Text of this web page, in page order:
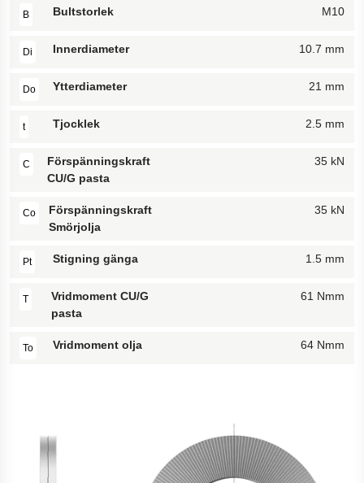
B Bultstorlek M10
Di Innerdiameter 10.7 mm
Do Ytterdiameter 21 mm
t Tjocklek 2.5 mm
C
Förspänningskraft
CU/G pasta
35 kN
Co
Förspänningskraft
Smörjolja
35 kN
Pt Stigning gänga 1.5 mm
T
Vridmoment CU/G
pasta
61 Nmm
To Vridmoment olja 64 Nmm